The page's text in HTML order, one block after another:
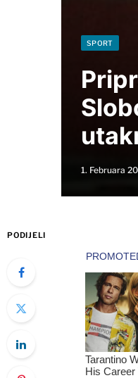
SPORT
1. Februara
PODIJELI